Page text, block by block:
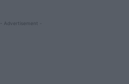
- Advertisement -